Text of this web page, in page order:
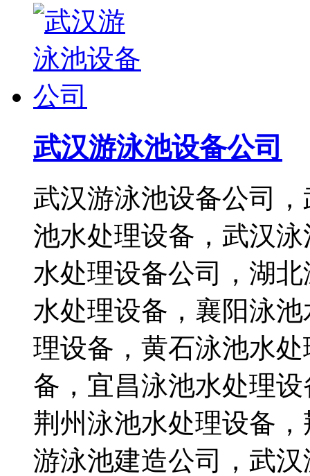
武汉游泳池设备公司
武汉游泳池设备公司
池水处理设备，武汉
水处理设备公司，湖
水处理设备，襄阳泳
理设备，黄石泳池水
备，宜昌泳池水处理
荆州泳池水处理设备
游泳池建造公司，武